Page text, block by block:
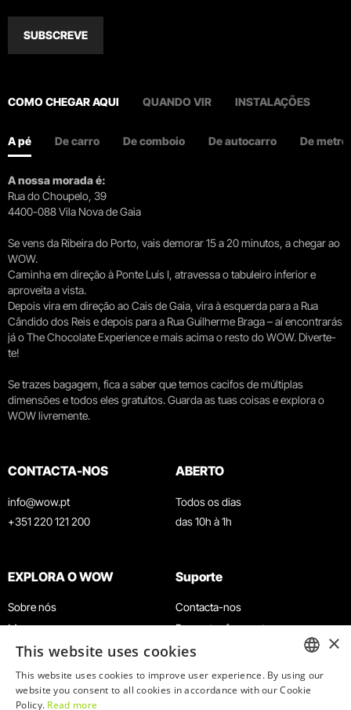
SUBSCREVE
COMO CHEGAR AQUI QUANDO VIR INSTALAÇÕES
A pé De carro De comboio De autocarro De metro
A nossa morada é:
Rua do Choupelo, 39
4400-088 Vila Nova de Gaia
Se vens da Ribeira do Porto, vais demorar 15 a 20 minutos, a chegar ao
WOW.
Caminha em direção à Ponte Luís I, atravessa o tabuleiro inferior e
aproveita a vista.
Depois vira em direção ao Cais de Gaia, vira à esquerda para a Rua
Cândido dos Reis e depois para a Rua Guilherme Braga – aí encontrarás
já o The Chocolate Experience e mais acima o resto do WOW. Diverte-
te!
Se trazes bagagem, fica a saber que temos cacifos de múltiplas
dimensões e todos eles gratuitos. Guarda as tuas coisas e explora o
WOW livremente.
CONTACTA-NOS
info@wow.pt
+351 220 121 200
ABERTO
Todos os dias
das 10h à 1h
EXPLORA O WOW
Sobre nós
Museus
Agenda
Notícias
Restaurantes
Suporte
Contacta-nos
Perguntas frequentes
Termos e Condições
Política de privacidade e cookies
Trabalha connosco
ENGLISH
×
This website uses cookies
This website uses cookies to improve user experience. By using our
website you consent to all cookies in accordance with our Cookie
Policy. Read more